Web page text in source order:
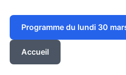
Programme du lundi 30
Accueil